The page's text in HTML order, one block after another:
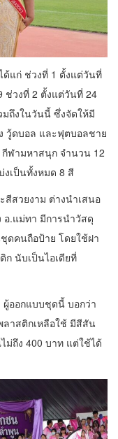
ด้แก่ ช่วงที่ 1 ตั้งแต่วันที่
ช่วงที่ 2 ตั้งแต่วันที่ 24
ถึงในวันนี้ ซึ่งจัดให้มี
วู้ดบอล และฟุตบอลชาย
ฬามหาสนุก จำนวน 12
งเป็นทั้งหมด 8 สี
สีสวยงาม ต่างนำเสนอ
อ.แม่ทา มีการนำวัสดุ
ดคนถือป้าย โดยใช้ฝา
นับเป็นไอเดียที่
ผู้ออกแบบชุดนี้ บอกว่า
ลาสติกเหลือใช้ มีสีสัน
ม่ถึง 400 บาท แต่ใช้ได้